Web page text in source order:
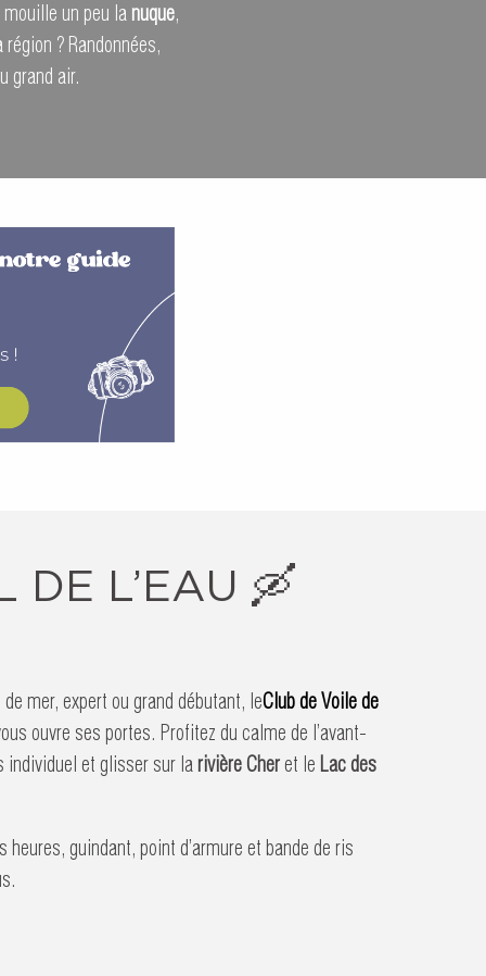
mouille un peu la nuque,
? Randonnées,
grand air.
DE L’EAU 🛶
mer, expert ou grand débutant, leClub de Voile de
ouvre ses portes. Profitez du calme de l’avant-
individuel et glisser sur la rivière Cher et le Lac des
guindant, point d’armure et bande de ris